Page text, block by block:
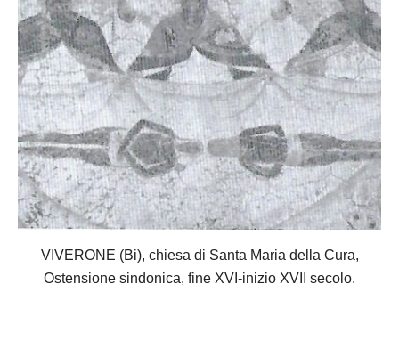
VIVERONE (Bi), chiesa di Santa Maria della Cura,
Ostensione sindonica, fine XVI-inizio XVII secolo.